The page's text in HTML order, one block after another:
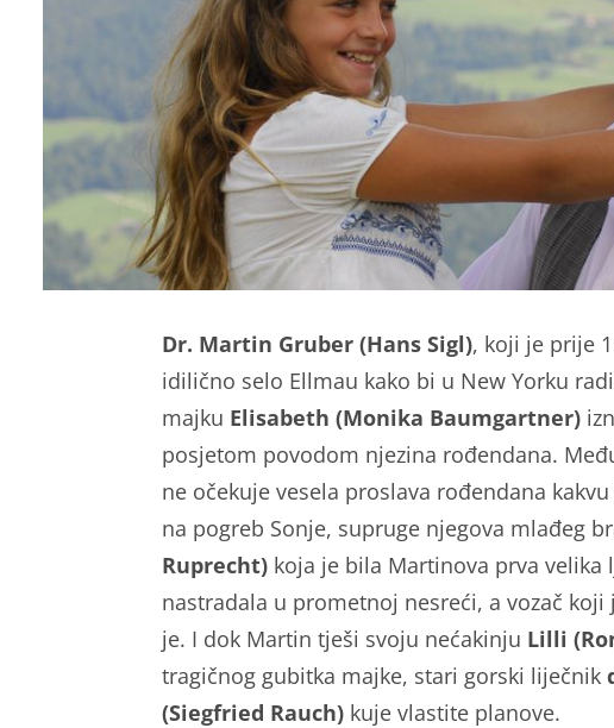
Dr. Martin Gruber (Hans Sigl), koji je prije
idilično selo Ellmau kako bi u New Yorku
majku Elisabeth (Monika Baumgartner)
posjetom povodom njezina rođendana.
ne očekuje vesela proslava rođendana
na pogreb Sonje, supruge njegova mlađeg
Ruprecht) koja je bila Martinova prva velika
nastradala u prometnoj nesreći, a vozač koji
je. I dok Martin tješi svoju nećakinju Lilli
tragičnog gubitka majke, stari gorski liječnik
(Siegfried Rauch) kuje vlastite planove.